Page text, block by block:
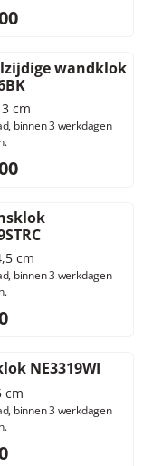
exclusief btw:
wandklok
cm
binnen 3 werkdagen
exclusief btw:
cm
binnen 3 werkdagen
exclusief btw:
NE3319WI
cm
binnen 3 werkdagen
exclusief btw: